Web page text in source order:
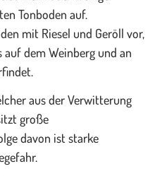
Tonboden auf.
mit Riesel und Geröll vor,
dem Weinberg und an
aus der Verwitterung
große
davon ist starke